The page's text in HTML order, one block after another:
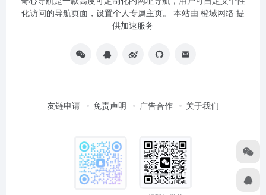
化访问的导航页面，设置个人专属主页。 本站由 橙域网络 提
供加速服务
友链申请 免责声明 广告合作 关于我们